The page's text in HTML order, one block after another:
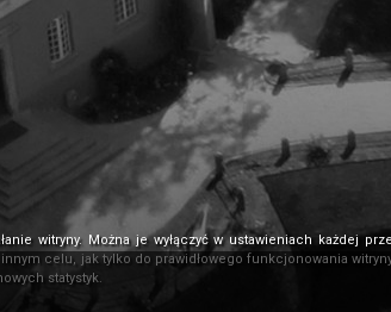
witryny. Można je wyłączyć w ustawieniach każdej
celu, jak tylko do prawidłowego funkcjonowania
statystyk.